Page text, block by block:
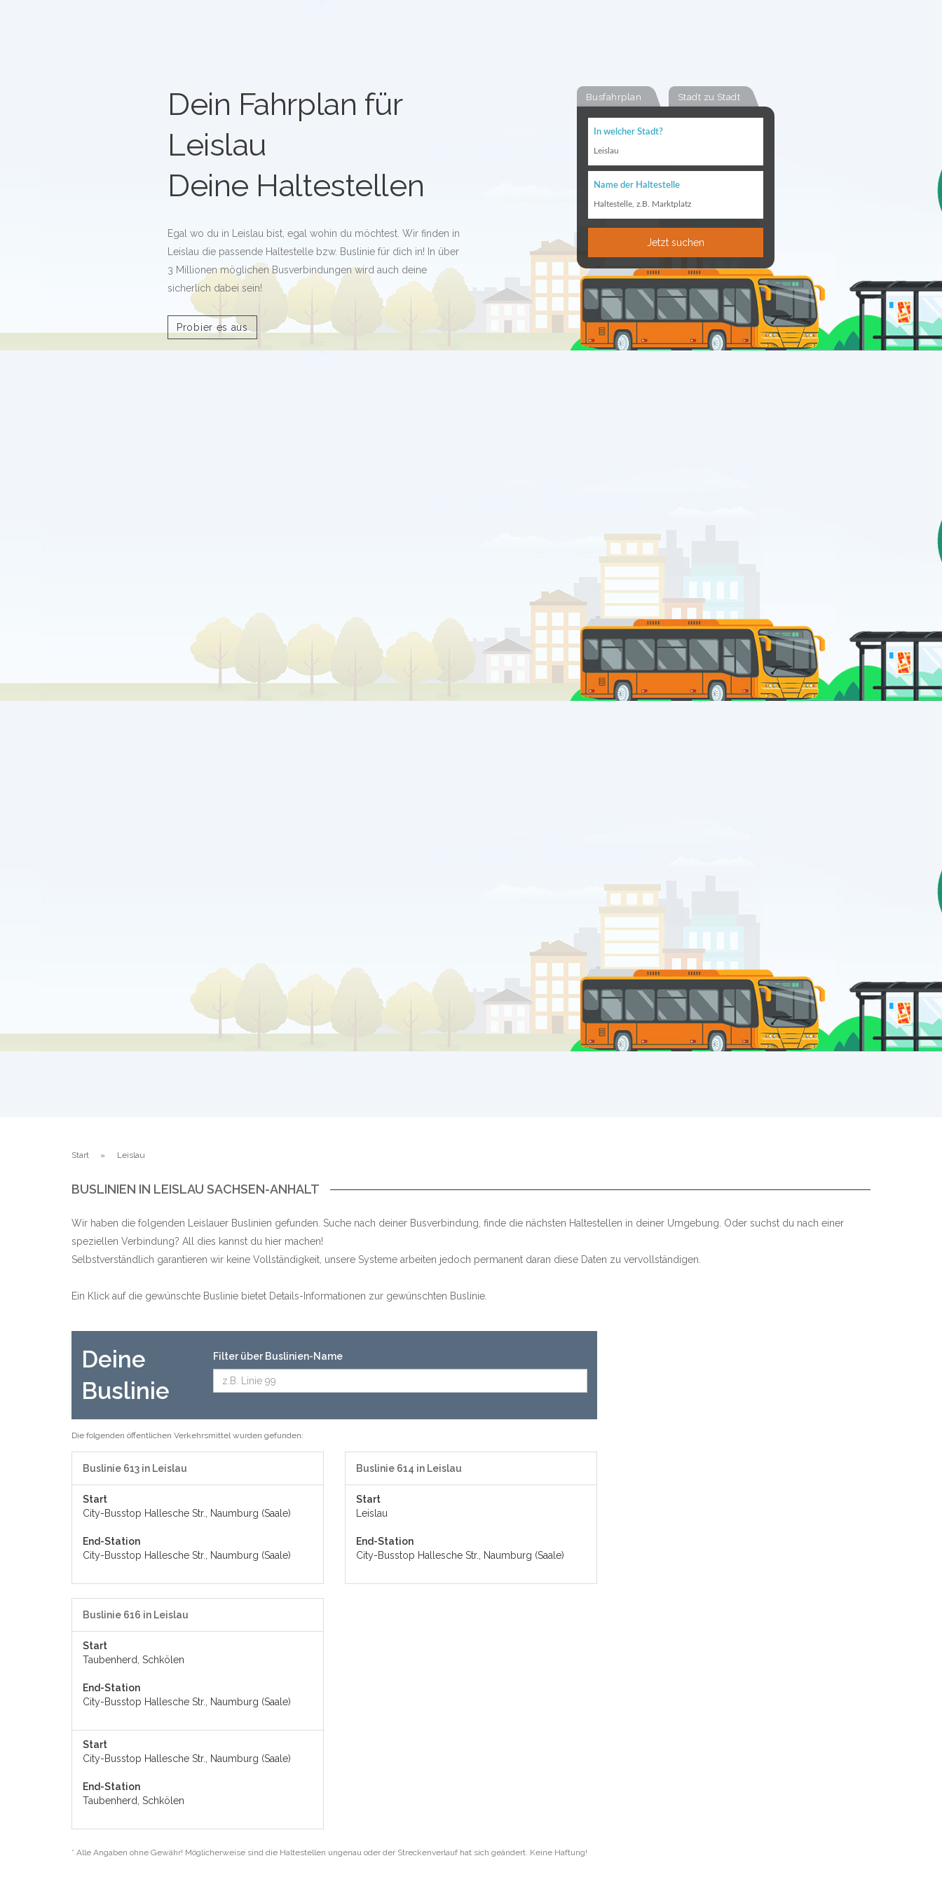
Busfahrplan Stadt zu Stadt
In welcher Stadt?
Leislau
Name der Haltestelle
Haltestelle, z.B. Marktplatz
Jetzt suchen
Dein Fahrplan für
Leislau
Deine Haltestellen
Egal wo du in Leislau bist, egal wohin du möchtest. Wir finden in
Leislau die passende Haltestelle bzw. Buslinie für dich in! In über
3 Millionen möglichen Busverbindungen wird auch deine
sicherlich dabei sein!
Probier es aus
Start Leislau
BUSLINIEN IN LEISLAU SACHSEN-ANHALT
Wir haben die folgenden Leislauer Buslinien gefunden. Suche nach deiner Busverbindung, finde die nächsten Haltestellen in deiner Umgebung. Oder suchst du nach einer
speziellen Verbindung? All dies kannst du hier machen!
Selbstverständlich garantieren wir keine Vollständigkeit, unsere Systeme arbeiten jedoch permanent daran diese Daten zu vervollständigen.
Ein Klick auf die gewünschte Buslinie bietet Details-Informationen zur gewünschten Buslinie.
Deine
Buslinie
Filter über Buslinien-Name
Die folgenden öffentlichen Verkehrsmittel wurden gefunden:
Buslinie 613 in Leislau
Start
City-Busstop Hallesche Str., Naumburg (Saale)
End-Station
City-Busstop Hallesche Str., Naumburg (Saale)
Buslinie 616 in Leislau
Start
Taubenherd, Schkölen
End-Station
City-Busstop Hallesche Str., Naumburg (Saale)
Start
City-Busstop Hallesche Str., Naumburg (Saale)
End-Station
Taubenherd, Schkölen
Buslinie 614 in Leislau
Start
Leislau
End-Station
City-Busstop Hallesche Str., Naumburg (Saale)
* Alle Angaben ohne Gewähr! Möglicherweise sind die Haltestellen ungenau oder der Streckenverlauf hat sich geändert. Keine Haftung!